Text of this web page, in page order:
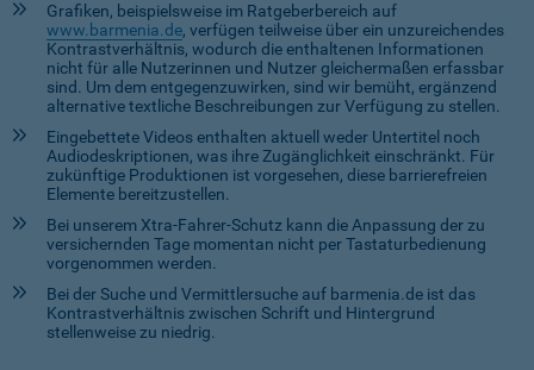
Grafiken, beispielsweise im Ratgeberbereich auf
www.barmenia.de, verfügen teilweise über ein unzureichendes
Kontrastverhältnis, wodurch die enthaltenen Informationen
nicht für alle Nutzerinnen und Nutzer gleichermaßen erfassbar
sind. Um dem entgegenzuwirken, sind wir bemüht, ergänzend
alternative textliche Beschreibungen zur Verfügung zu stellen.
Eingebettete Videos enthalten aktuell weder Untertitel noch
Audiodeskriptionen, was ihre Zugänglichkeit einschränkt. Für
zukünftige Produktionen ist vorgesehen, diese barrierefreien
Elemente bereitzustellen.
Bei unserem Xtra-Fahrer-Schutz kann die Anpassung der zu
versichernden Tage momentan nicht per Tastaturbedienung
vorgenommen werden.
Bei der Suche und Vermittlersuche auf barmenia.de ist das
Kontrastverhältnis zwischen Schrift und Hintergrund
stellenweise zu niedrig.